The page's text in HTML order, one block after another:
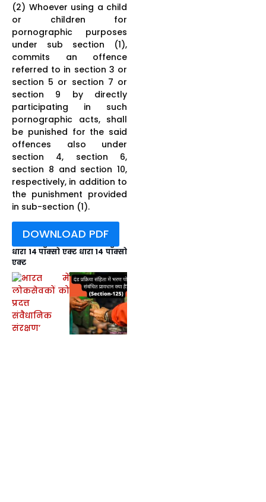
(2) Whoever using a child
or children for
pornographic purposes
under sub section (1),
commits an offence
referred to in section 3 or
section 5 or section 7 or
section 9 by directly
participating in such
pornographic acts, shall
be punished for the said
offences also under
section 4, section 6,
section 8 and section 10,
respectively, in addition to
the punishment provided
in sub-section (1).
DOWNLOAD PDF
धारा 14 पॉक्सो एक्ट धारा 14 पॉक्सो
एक्ट